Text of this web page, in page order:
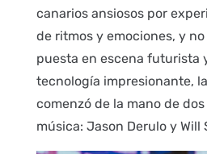
canarios ansiosos por
de ritmos y emociones, y
puesta en escena futurista
tecnología impresionante,
comenzó de la mano de
música: Jason Derulo y Will